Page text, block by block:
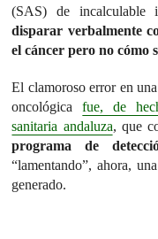
(SAS) de incalculable
disparar verbalmente
el cáncer pero no cómo
El clamoroso error en
oncológicafue, de
sanitaria andaluza, que
programa de
“lamentando”, ahora,
generado.